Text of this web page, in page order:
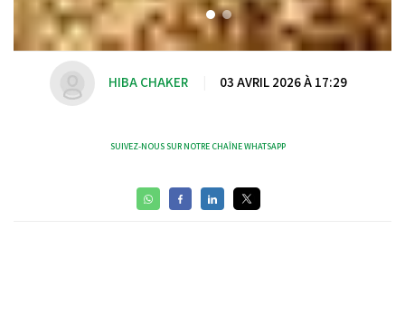
HIBA CHAKER 03 AVRIL 2026 À 17:29
SUIVEZ-NOUS SUR NOTRE CHAÎNE WHATSAPP